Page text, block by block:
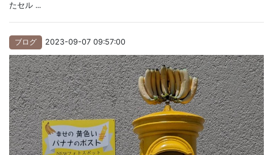
たセル ...
ブログ 2023-09-07 09:57:00